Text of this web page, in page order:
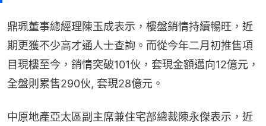
鼎珮董事總經理陳玉成表示，樓盤銷情持續暢旺，近
期更獲不少高才通人士查詢。而從今年二月初推售項
目現樓至今，銷情突破101伙，套現金額邁向12億元，
全盤則累售290伙, 套現28億元。
中原地產亞太區副主席兼住宅部總裁陳永傑表示，近